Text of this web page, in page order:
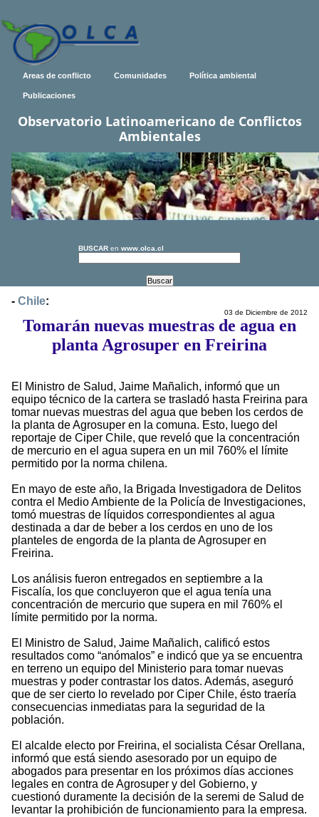
Areas de conflicto Comunidades Política ambiental
Publicaciones
Observatorio Latinoamericano de Conflictos
Ambientales
BUSCAR en www.olca.cl
- Chile:
03 de Diciembre de 2012
Tomarán nuevas muestras de agua en
planta Agrosuper en Freirina
El Ministro de Salud, Jaime Mañalich, informó que un
equipo técnico de la cartera se trasladó hasta Freirina para
tomar nuevas muestras del agua que beben los cerdos de
la planta de Agrosuper en la comuna. Esto, luego del
reportaje de Ciper Chile, que reveló que la concentración
de mercurio en el agua supera en un mil 760% el límite
permitido por la norma chilena.
En mayo de este año, la Brigada Investigadora de Delitos
contra el Medio Ambiente de la Policía de Investigaciones,
tomó muestras de líquidos correspondientes al agua
destinada a dar de beber a los cerdos en uno de los
planteles de engorda de la planta de Agrosuper en
Freirina.
Los análisis fueron entregados en septiembre a la
Fiscalía, los que concluyeron que el agua tenía una
concentración de mercurio que supera en mil 760% el
límite permitido por la norma.
El Ministro de Salud, Jaime Mañalich, calificó estos
resultados como “anómalos” e indicó que ya se encuentra
en terreno un equipo del Ministerio para tomar nuevas
muestras y poder contrastar los datos. Además, aseguró
que de ser cierto lo revelado por Ciper Chile, ésto traería
consecuencias inmediatas para la seguridad de la
población.
El alcalde electo por Freirina, el socialista César Orellana,
informó que está siendo asesorado por un equipo de
abogados para presentar en los próximos días acciones
legales en contra de Agrosuper y del Gobierno, y
cuestionó duramente la decisión de la seremi de Salud de
levantar la prohibición de funcionamiento para la empresa.